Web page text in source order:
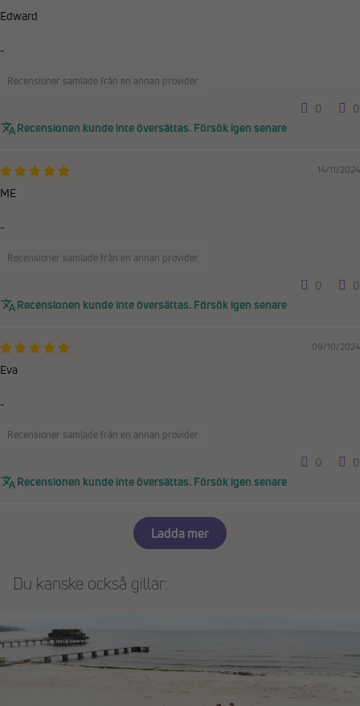
Edward
-
Recensioner samlade från en annan provider
0
0
Recensionen kunde inte översättas. Försök igen senare
14/11/2024
ME
-
Recensioner samlade från en annan provider
0
0
Recensionen kunde inte översättas. Försök igen senare
09/10/2024
Eva
-
Recensioner samlade från en annan provider
0
0
Recensionen kunde inte översättas. Försök igen senare
Ladda mer
Du kanske också gillar: